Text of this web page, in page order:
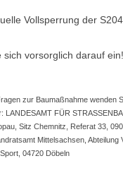
Vollsperrung der
sich vorsorglich darauf ein!
zur Baumaßnahme wenden
LANDESAMT FÜR
Sitz Chemnitz, Referat 33,
Mittelsachsen, Abteilung
04720 Döbeln